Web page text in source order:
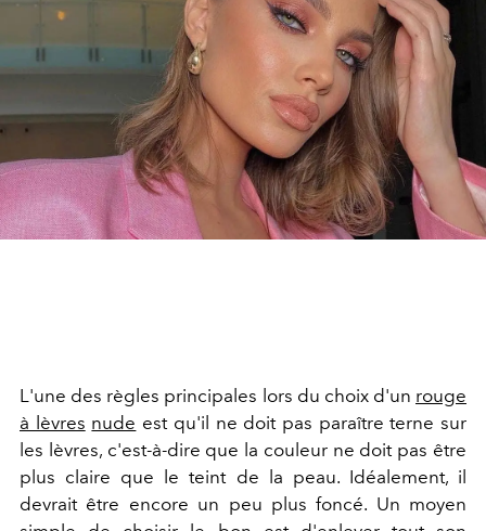
L'une des règles principales lors du choix d'un rouge
à lèvres nude est qu'il ne doit pas paraître terne sur
les lèvres, c'est-à-dire que la couleur ne doit pas être
plus claire que le teint de la peau. Idéalement, il
devrait être encore un peu plus foncé. Un moyen